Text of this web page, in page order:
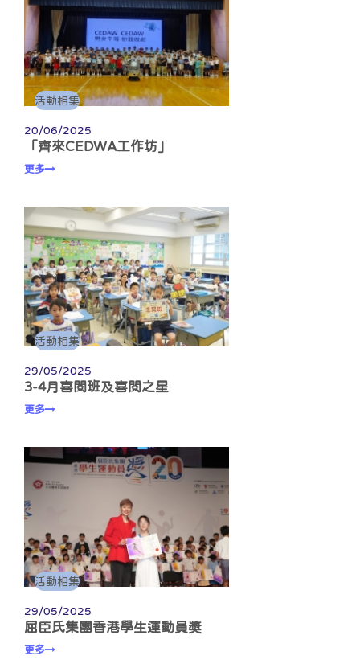
活動相集
20/06/2025
「齊來CEDWA工作坊」
更多
活動相集
29/05/2025
3-4月喜閱班及喜閱之星
更多
活動相集
29/05/2025
屈臣氏集團香港學生運動員獎
更多